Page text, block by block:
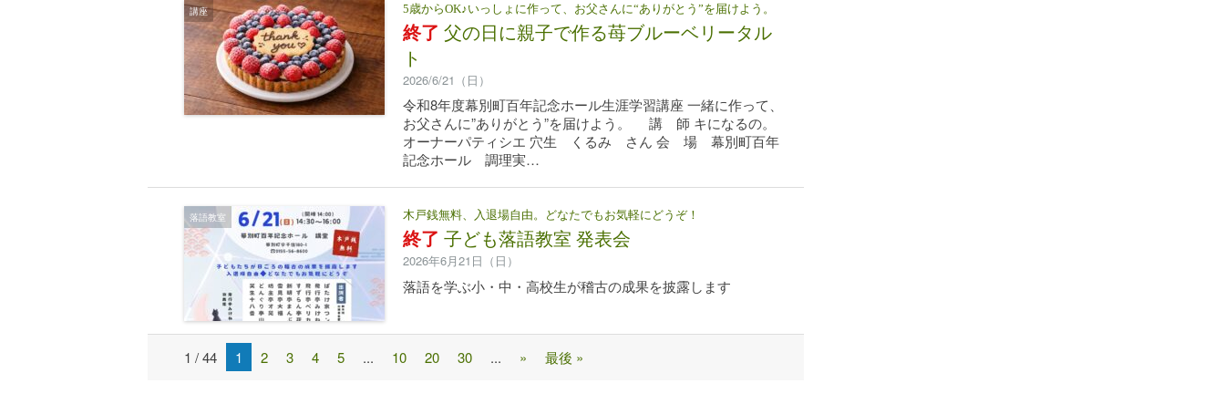
講座 5歳からOK♪いっしょに作って、お父さんに“ありがとう”を届けよう。
終了 父の日に親子で作る苺ブルーベリータル
ト
2026/6/21（日）
令和8年度幕別町百年記念ホール生涯学習講座 一緒に作って、
お父さんに”ありがとう”を届けよう。 講 師 キになるの。
オーナーパティシエ 穴生 くるみ さん 会 場 幕別町百年
記念ホール 調理実…
落語教室 木戸銭無料、入退場自由。どなたでもお気軽にどうぞ！
終了 子ども落語教室 発表会
2026年6月21日（日）
落語を学ぶ小・中・高校生が稽古の成果を披露します
Post
navigation
1 / 44 1 2 3 4 5 ... 10 20 30 ... » 最後 »